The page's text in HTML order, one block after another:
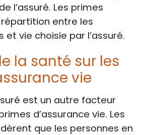
l’assuré. Les primes
entre les
vie choisie par l’assuré.
la santé sur les
vie
est un autre facteur
d’assurance vie. Les
que les personnes en